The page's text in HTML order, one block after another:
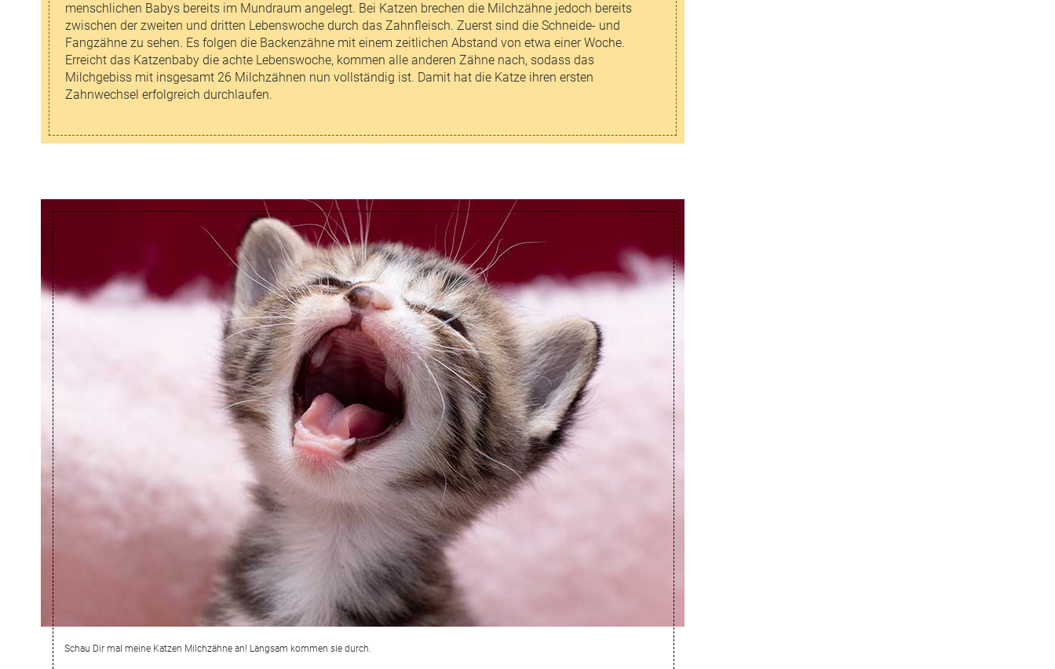
menschlichen Babys bereits im Mundraum angelegt. Bei Katzen brechen die Milchzähne jedoch bereits
zwischen der zweiten und dritten Lebenswoche durch das Zahnfleisch. Zuerst sind die Schneide- und
Fangzähne zu sehen. Es folgen die Backenzähne mit einem zeitlichen Abstand von etwa einer Woche.
Erreicht das Katzenbaby die achte Lebenswoche, kommen alle anderen Zähne nach, sodass das
Milchgebiss mit insgesamt 26 Milchzähnen nun vollständig ist. Damit hat die Katze ihren ersten
Zahnwechsel erfolgreich durchlaufen.
Schau Dir mal meine Katzen Milchzähne an! Langsam kommen sie durch.